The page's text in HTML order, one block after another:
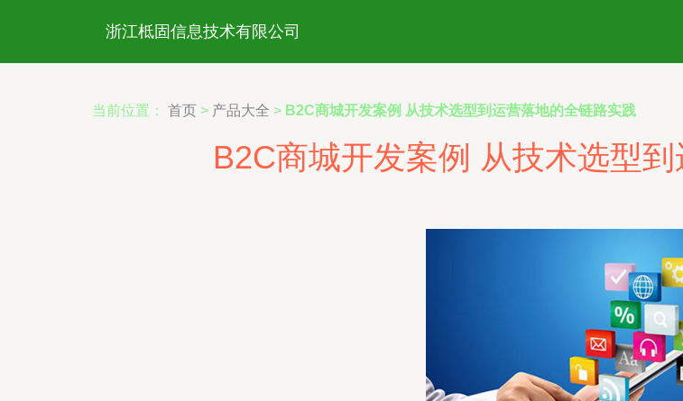
浙江柢固信息技术有限公司
当前位置： 首页 > 产品大全 > B2C商城开发案例 从技术选型到运营落地的全链路实践
B2C商城开发案例 从技术选型